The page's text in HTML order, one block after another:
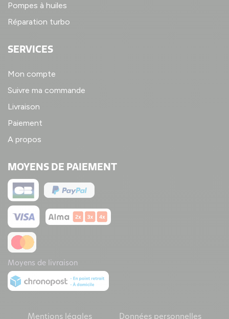
Pompes à huiles
Réparation turbo
SERVICES
Mon compte
Suivre ma commande
Livraison
Paiement
A propos
MOYENS DE PAIEMENT
Moyens de livraison
Mentions légales Données personnelles